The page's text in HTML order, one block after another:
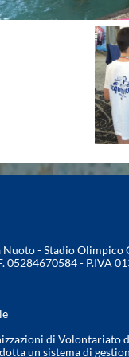
- Stadio Olimpico
05284670584 - P.IVA
di Volontariato
un sistema di